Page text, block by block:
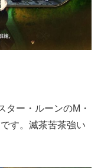
ター・ルーンのM・
す。滅茶苦茶強い